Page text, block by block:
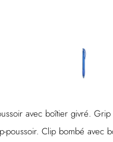
avec boîtier givré.
poussoir. Clip bombé avec